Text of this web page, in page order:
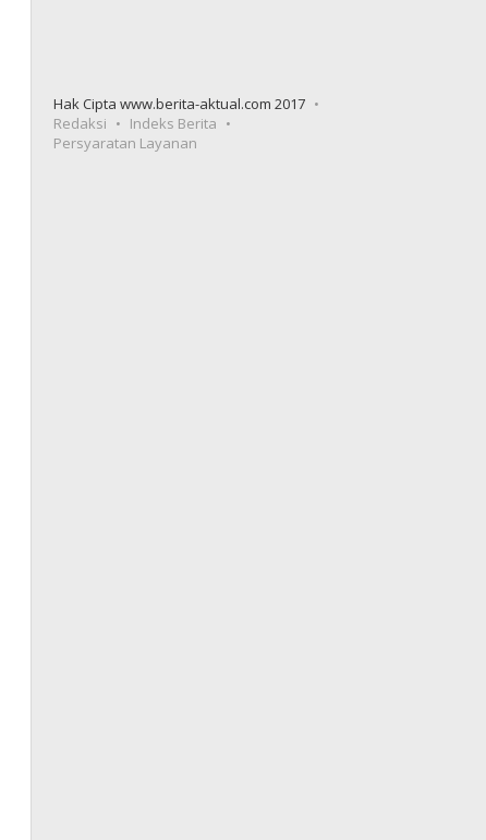
Hak Cipta www.berita-aktual.com 2017
Redaksi
Indeks Berita
Persyaratan Layanan